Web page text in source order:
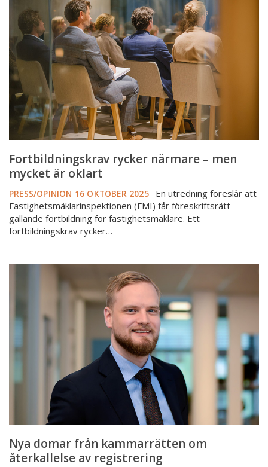
närmare
men
mycket
är
oklart
Fortbildningskrav rycker närmare – men
mycket är oklart
PRESS/OPINION 16 OKTOBER 2025
En utredning föreslår att
Fastighetsmäklarinspektionen (FMI) får föreskriftsrätt
gällande fortbildning för fastighetsmäklare. Ett
fortbildningskrav rycker…
Nya
om
återkallelse
registrering
Nya domar från kammarrätten om
återkallelse av registrering